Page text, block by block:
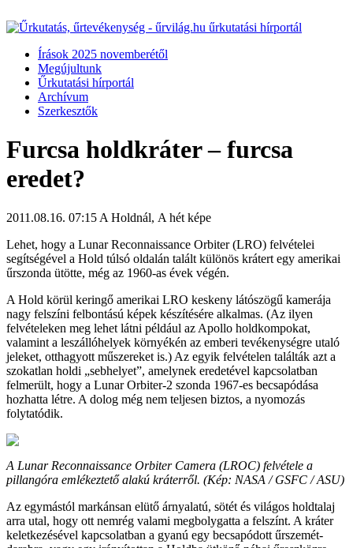
Írások 2025 novemberétől
Megújultunk
Űrkutatási hírportál
Archívum
Szerkesztők
Furcsa holdkráter – furcsa
eredet?
2011.08.16. 07:15 A Holdnál, A hét képe
Lehet, hogy a Lunar Reconnaissance Orbiter (LRO) felvételei
segítségével a Hold túlsó oldalán talált különös krátert egy amerikai
űrszonda ütötte, még az 1960-as évek végén.
A Hold körül keringő amerikai LRO keskeny látószögű kamerája
nagy felszíni felbontású képek készítésére alkalmas. (Az ilyen
felvételeken meg lehet látni például az Apollo holdkompokat,
valamint a leszállóhelyek környékén az emberi tevékenységre utaló
jeleket, otthagyott műszereket is.) Az egyik felvételen találták azt a
szokatlan holdi „sebhelyet”, amelynek eredetével kapcsolatban
felmerült, hogy a Lunar Orbiter-2 szonda 1967-es becsapódása
hozhatta létre. A dolog még nem teljesen biztos, a nyomozás
folytatódik.
A Lunar Reconnaissance Orbiter Camera (LROC) felvétele a
pillangóra emlékeztető alakú kráterről. (Kép: NASA / GSFC / ASU)
Az egymástól markánsan elütő árnyalatú, sötét és világos holdtalaj
arra utal, hogy ott nemrég valami megbolygatta a felszínt. A kráter
keletkezésével kapcsolatban a gyanú egy becsapódott űrszemét-